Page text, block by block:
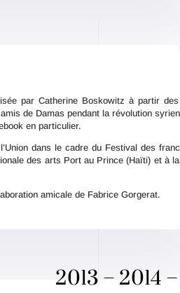
par Catherine Boskowitz à partir
de Damas pendant la révolution
en particulier.
dans le cadre du Festival des
des arts Port au Prince (Haïti) et à
amicale de Fabrice Gorgerat.
2013 – 2014